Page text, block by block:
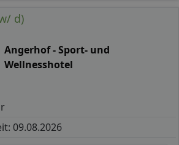
d)
Angerhof - Sport- und
Wellnesshotel
09.08.2026